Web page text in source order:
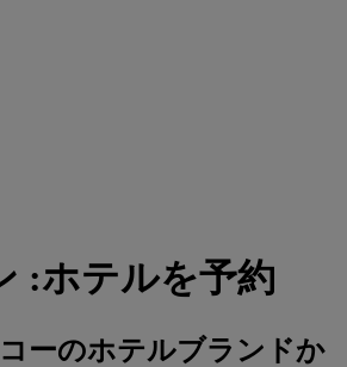
:ホテルを予約
ーのホテルブランドか